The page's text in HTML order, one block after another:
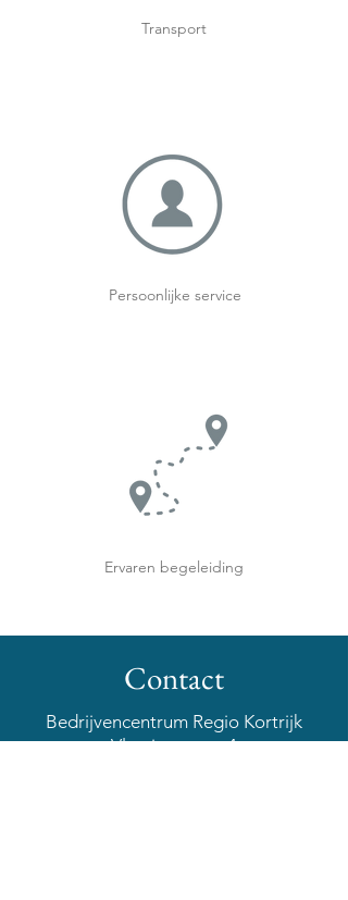
Transport
Persoonlijke service
Ervaren begeleiding
Contact
Bedrijvencentrum Regio Kortrijk
Vlamingstraat 4